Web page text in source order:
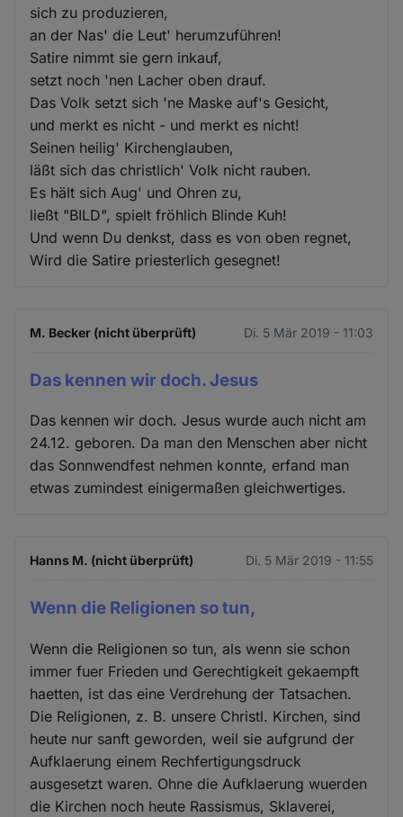
sich zu produzieren,
an der Nas' die Leut' herumzuführen!
Satire nimmt sie gern inkauf,
setzt noch 'nen Lacher oben drauf.
Das Volk setzt sich 'ne Maske auf's Gesicht,
und merkt es nicht - und merkt es nicht!
Seinen heilig' Kirchenglauben,
läßt sich das christlich' Volk nicht rauben.
Es hält sich Aug' und Ohren zu,
ließt "BILD", spielt fröhlich Blinde Kuh!
Und wenn Du denkst, dass es von oben regnet,
Wird die Satire priesterlich gesegnet!
M. Becker (nicht überprüft) Di. 5 Mär 2019 - 11:03
Das kennen wir doch. Jesus
Das kennen wir doch. Jesus wurde auch nicht am
24.12. geboren. Da man den Menschen aber nicht
das Sonnwendfest nehmen konnte, erfand man
etwas zumindest einigermaßen gleichwertiges.
Hanns M. (nicht überprüft) Di. 5 Mär 2019 - 11:55
Wenn die Religionen so tun,
Wenn die Religionen so tun, als wenn sie schon
immer fuer Frieden und Gerechtigkeit gekaempft
haetten, ist das eine Verdrehung der Tatsachen.
Die Religionen, z. B. unsere Christl. Kirchen, sind
heute nur sanft geworden, weil sie aufgrund der
Aufklaerung einem Rechfertigungsdruck
ausgesetzt waren. Ohne die Aufklaerung wuerden
die Kirchen noch heute Rassismus, Sklaverei,